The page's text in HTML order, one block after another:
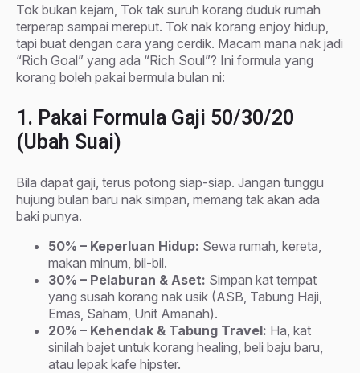
Tok bukan kejam, Tok tak suruh korang duduk rumah
terperap sampai mereput. Tok nak korang enjoy hidup,
tapi buat dengan cara yang cerdik. Macam mana nak jadi
“Rich Goal” yang ada “Rich Soul”? Ini formula yang
korang boleh pakai bermula bulan ni:
1. Pakai Formula Gaji 50/30/20
(Ubah Suai)
Bila dapat gaji, terus potong siap-siap. Jangan tunggu
hujung bulan baru nak simpan, memang tak akan ada
baki punya.
50% – Keperluan Hidup: Sewa rumah, kereta,
makan minum, bil-bil.
30% – Pelaburan & Aset: Simpan kat tempat
yang susah korang nak usik (ASB, Tabung Haji,
Emas, Saham, Unit Amanah).
20% – Kehendak & Tabung Travel: Ha, kat
sinilah bajet untuk korang healing, beli baju baru,
atau lepak kafe hipster.